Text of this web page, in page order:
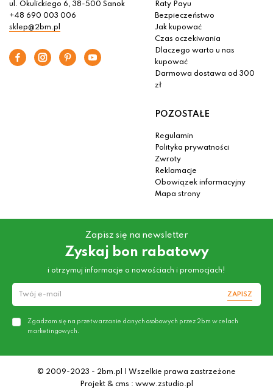
ul. Okulickiego 6, 38-500 Sanok
+48 690 003 006
sklep@2bm.pl
Raty Payu
Bezpieczeństwo
Jak kupować
Czas oczekiwania
Dlaczego warto u nas
kupować
Darmowa dostawa od 300
zł
POZOSTAŁE
Regulamin
Polityka prywatności
Zwroty
Reklamacje
Obowiązek informacyjny
Mapa strony
Zapisz się na newsletter
Zyskaj bon rabatowy
i otrzymuj informacje o nowościach i promocjach!
ZAPISZ
Zgadzam się na przetwarzanie danych osobowych przez 2bm w celach
marketingowych.
© 2009-2023 - 2bm.pl | Wszelkie prawa zastrzeżone
Projekt & cms : www.zstudio.pl